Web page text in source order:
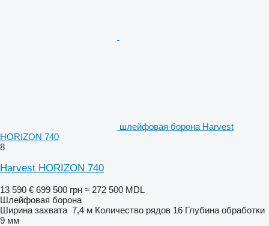
шлейфовая борона Harvest
HORIZON 740
8
Harvest HORIZON 740
13 590 € 699 500 грн ≈ 272 500 MDL
Шлейфовая борона
Ширина захвата 7,4 м Количество рядов 16 Глубина обработки
9 мм